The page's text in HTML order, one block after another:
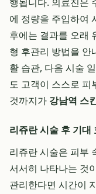
에 정량을 주입하여
후에는 결과를 오래
형 후관리 방법을 안
활 습관, 다음 시술
도 고객이 스스로 피
것까지가 강남역 스
리쥬란 시술 후 기대
리쥬란 시술은 피부
서서히 나타나는 것
관리한다면 시간이